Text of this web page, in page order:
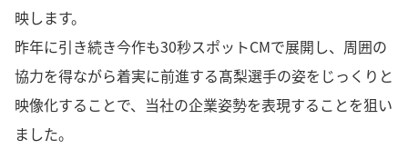
映します。
昨年に引き続き今作も30秒スポットCMで展開し、周囲の
協力を得ながら着実に前進する髙梨選手の姿をじっくりと
映像化することで、当社の企業姿勢を表現することを狙い
ました。